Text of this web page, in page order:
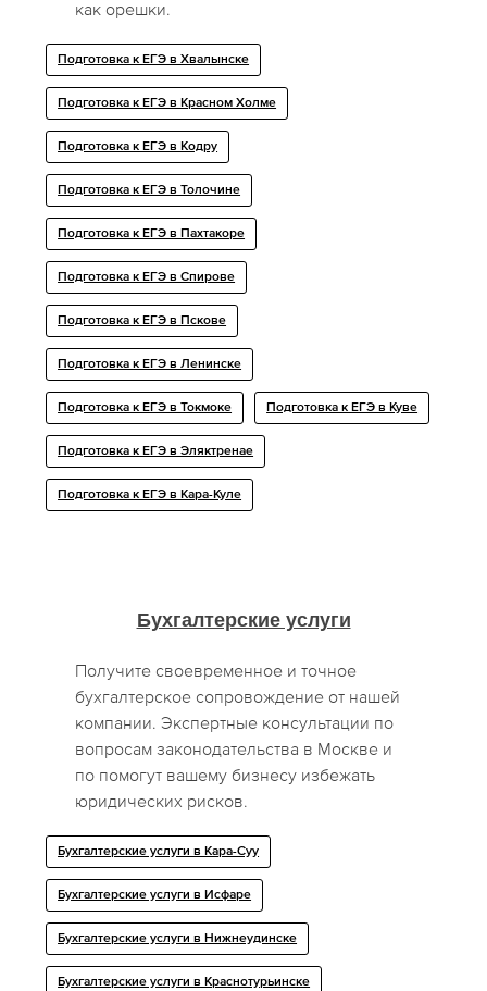
как орешки.
Подготовка к ЕГЭ в Хвалынске
Подготовка к ЕГЭ в Красном Холме
Подготовка к ЕГЭ в Кодру
Подготовка к ЕГЭ в Толочине
Подготовка к ЕГЭ в Пахтакоре
Подготовка к ЕГЭ в Спирове
Подготовка к ЕГЭ в Пскове
Подготовка к ЕГЭ в Ленинске
Подготовка к ЕГЭ в Токмоке Подготовка к ЕГЭ в Куве
Подготовка к ЕГЭ в Эляктренае
Подготовка к ЕГЭ в Кара-Куле
Бухгалтерские услуги
Получите своевременное и точное
бухгалтерское сопровождение от нашей
компании. Экспертные консультации по
вопросам законодательства в Москве и
по помогут вашему бизнесу избежать
юридических рисков.
Бухгалтерские услуги в Кара-Суу
Бухгалтерские услуги в Исфаре
Бухгалтерские услуги в Нижнеудинске
Бухгалтерские услуги в Краснотурьинске